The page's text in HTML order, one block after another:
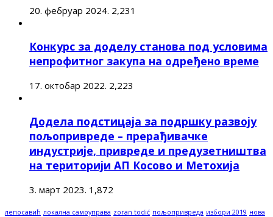
20. фебруар 2024. 2,231
Конкурс за доделу станова под условима
непрофитног закупа на одређено време
17. октобар 2022. 2,223
Додела подстицаја за подршку развоју
пољопривреде – прерађивачке
индустрије, привреде и предузетништва
на територији АП Косово и Метохија
3. март 2023. 1,872
лепосавић локална самоуправа zoran todić пољопривреда избори 2019 нова